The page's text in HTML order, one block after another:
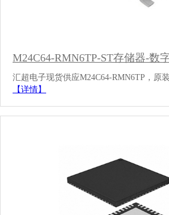
M24C64-RMN6TP-ST存储器-数
汇超电子现货供应M24C64-RMN6TP，原
【详情】